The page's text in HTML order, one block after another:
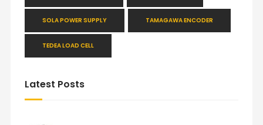
SOLA POWER SUPPLY TAMAGAWA ENCODER
TEDEA LOAD CELL
Latest Posts